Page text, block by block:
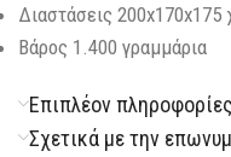
Διαστάσεις 200x170x175
Βάρος 1.400 γραμμάρια
Επιπλέον πληροφορίες
Σχετικά με την